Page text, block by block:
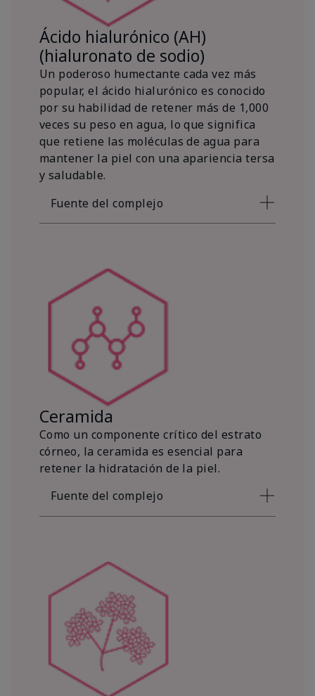
Ácido hialurónico (AH)
(hialuronato de sodio)
Un poderoso humectante cada vez más
popular, el ácido hialurónico es conocido
por su habilidad de retener más de 1,000
veces su peso en agua, lo que significa
que retiene las moléculas de agua para
mantener la piel con una apariencia tersa
y saludable.
Fuente del complejo
Ceramida
Como un componente crítico del estrato
córneo, la ceramida es esencial para
retener la hidratación de la piel.
Fuente del complejo